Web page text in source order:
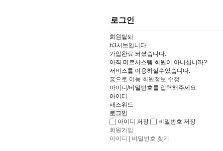
로그인
회원탈퇴
h3서브입니다.
가입완료 되셨습니다.
아직 미르시스템 회원이 아니십니까?
서비스를 이용하실수있습니다.
홈으로 이동 회원정보 수정
아이디/비밀번호를 입력해주세요
아이디
패스워드
아이디 저장
비밀번호 저장
회원가입
아이디 | 비밀번호 찾기